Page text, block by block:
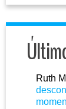
Ruth